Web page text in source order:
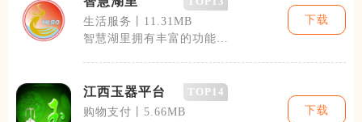
生活服务丨11.31MB
智慧湖里拥有丰富的功能模
下载
江西玉器平台
TOP14
购物支付丨5.66MB
下载